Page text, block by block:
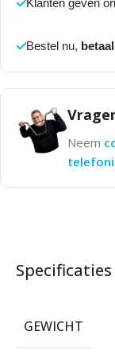
Klanten geven
Bestel nu,
Neem
Specificaties
GEWICHT